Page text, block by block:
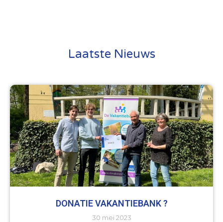
Laatste Nieuws
DONATIE VAKANTIEBANK ?
30 mei 2023